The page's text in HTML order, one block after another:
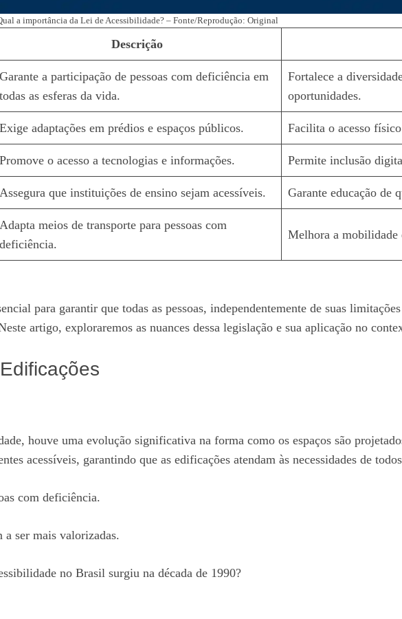
a importância da Lei de Acessibilidade? – Fonte/Reprodução: Original
Descrição
Garante a participação de pessoas com deficiência em
todas as esferas da vida.
Fortalece a
oportunidades.
Exige adaptações em prédios e espaços públicos. Facilita o acesso
Promove o acesso a tecnologias e informações. Permite inclusão
Assegura que instituições de ensino sejam acessíveis. Garante educação de
Adapta meios de transporte para pessoas com
deficiência.
Melhora a mobilidade
para garantir que todas as pessoas, independentemente de suas
artigo, exploraremos as nuances dessa legislação e sua aplicação no
houve uma evolução significativa na forma como os espaços são
acessíveis, garantindo que as edificações atendam às necessidades de
com deficiência.
ser mais valorizadas.
no Brasil surgiu na década de 1990?